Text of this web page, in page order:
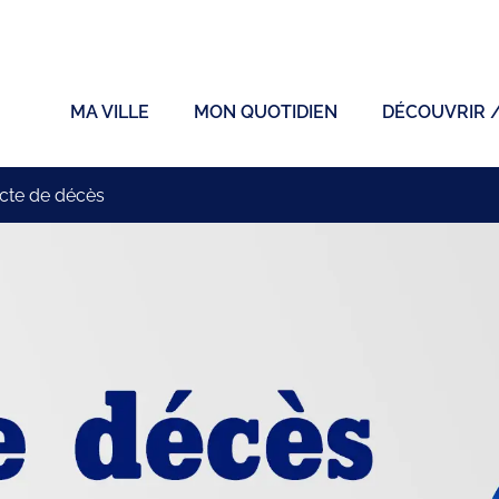
MA VILLE MON QUOTIDIEN DÉCOUVRIR
de décès